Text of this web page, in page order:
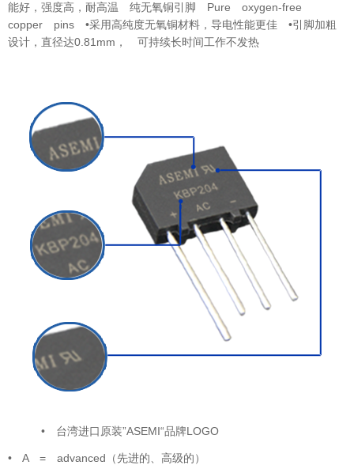
能好，强度高，耐高温
纯无氧铜引脚
Pure oxygen-free
copper pins
•采用高纯度无氧铜材料，导电性能更佳
•引脚加粗
设计，直径达0.81mm，
可持续长时间工作不发热
• 台湾进口原装”ASEMI“品牌LOGO
• A = advanced（先进的、高级的）